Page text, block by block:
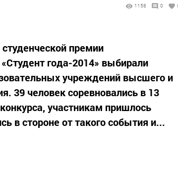
1158 0
премии
года-2014» выбирали
учреждений высшего и
39 человек соревновались в 13
участникам пришлось
в стороне от такого события и...